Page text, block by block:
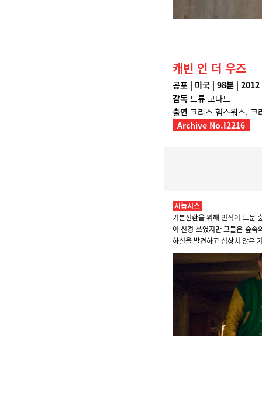
캐빈 인 더 우즈
공포 | 미국 | 98분 | 2012
감독 드류 고다드
출연 크리스 햄스워스, 크
Archive No.I2216
시놉시스
기분전환을 위해 인적이 드문
이 신경 쓰였지만 그들은 숲속
하실을 발견하고 심상치 않은